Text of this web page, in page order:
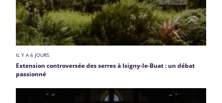
IL Y A 6 JOURS
Extension controversée des serres à Isigny-le-Buat : un débat
passionné